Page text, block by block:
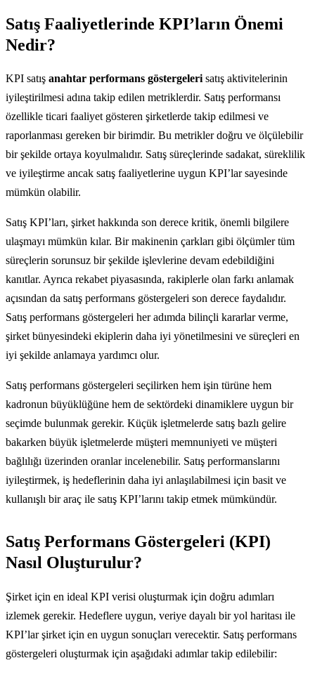
Satış Faaliyetlerinde KPI’ların Önemi
Nedir?
KPI satış anahtar performans göstergelerisatış aktivitelerinin
iyileştirilmesi adına takip edilen metriklerdir. Satış performansı
özellikle ticari faaliyet gösteren şirketlerde takip edilmesi ve
raporlanması gereken bir birimdir. Bu metrikler doğru ve ölçülebilir
bir şekilde ortaya koyulmalıdır. Satış süreçlerinde sadakat, süreklilik
ve iyileştirme ancak satış faaliyetlerine uygun KPI’lar sayesinde
mümkün olabilir.
Satış KPI’ları, şirket hakkında son derece kritik, önemli bilgilere
ulaşmayı mümkün kılar. Bir makinenin çarkları gibi ölçümler tüm
süreçlerin sorunsuz bir şekilde işlevlerine devam edebildiğini
kanıtlar. Ayrıca rekabet piyasasında, rakiplerle olan farkı anlamak
açısından da satış performans göstergeleri son derece faydalıdır.
Satış performans göstergeleri her adımda bilinçli kararlar verme,
şirket bünyesindeki ekiplerin daha iyi yönetilmesini ve süreçleri en
iyi şekilde anlamaya yardımcı olur.
Satış performans göstergeleri seçilirken hem işin türüne hem
kadronun büyüklüğüne hem de sektördeki dinamiklere uygun bir
seçimde bulunmak gerekir. Küçük işletmelerde satış bazlı gelire
bakarken büyük işletmelerde müşteri memnuniyeti ve müşteri
bağlılığı üzerinden oranlar incelenebilir. Satış performanslarını
iyileştirmek, iş hedeflerinin daha iyi anlaşılabilmesi için basit ve
kullanışlı bir araç ile satış KPI’larını takip etmek mümkündür.
Satış Performans Göstergeleri (KPI)
Nasıl Oluşturulur?
Şirket için en ideal KPI verisi oluşturmak için doğru adımları
izlemek gerekir. Hedeflere uygun, veriye dayalı bir yol haritası ile
KPI’lar şirket için en uygun sonuçları verecektir. Satış performans
göstergeleri oluşturmak için aşağıdaki adımlar takip edilebilir: